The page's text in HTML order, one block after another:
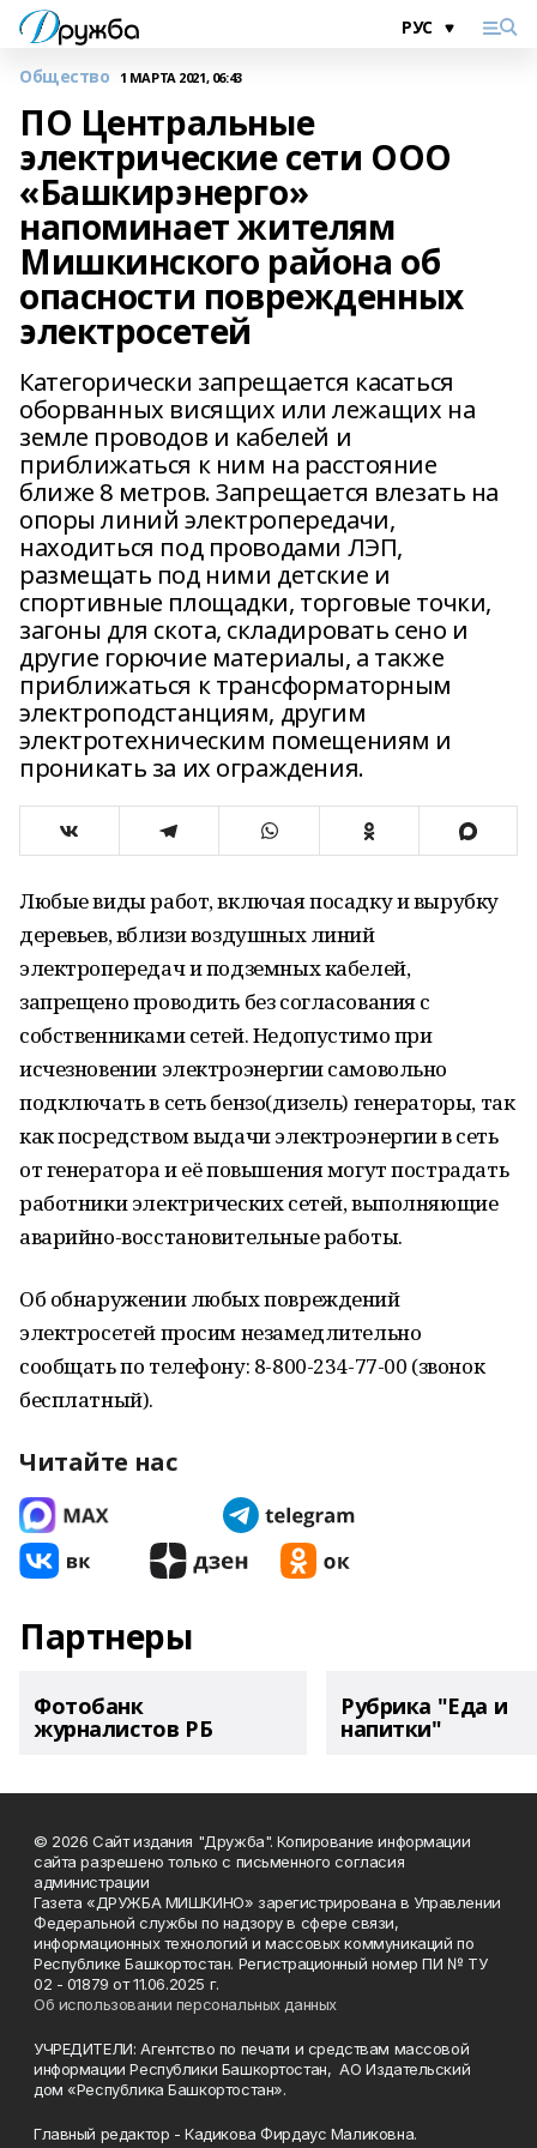
Общество 1 МАРТА 2021, 06:43
ПО Центральные
электрические сети ООО
«Башкирэнерго»
напоминает жителям
Мишкинского района об
опасности поврежденных
электросетей
Категорически запрещается касаться
оборванных висящих или лежащих на
земле проводов и кабелей и
приближаться к ним на расстояние
ближе 8 метров. Запрещается влезать на
опоры линий электропередачи,
находиться под проводами ЛЭП,
размещать под ними детские и
спортивные площадки, торговые точки,
загоны для скота, складировать сено и
другие горючие материалы, а также
приближаться к трансформаторным
электроподстанциям, другим
электротехническим помещениям и
проникать за их ограждения.
Любые виды работ, включая посадку и вырубку
деревьев, вблизи воздушных линий
электропередач и подземных кабелей,
запрещено проводить без согласования с
собственниками сетей. Недопустимо при
исчезновении электроэнергии самовольно
подключать в сеть бензо(дизель) генераторы, так
как посредством выдачи электроэнергии в сеть
от генератора и её повышения могут пострадать
работники электрических сетей, выполняющие
аварийно-восстановительные работы.
Об обнаружении любых повреждений
электросетей просим незамедлительно
сообщать по телефону: 8-800-234-77-00 (звонок
бесплатный).
Читайте нас
Партнеры
Фотобанк
журналистов РБ
Рубрика "Еда и
напитки"
© 2026 Сайт издания "Дружба". Копирование информации
сайта разрешено только с письменного согласия
администрации
Газета «ДРУЖБА МИШКИНО» зарегистрирована в Управлении
Федеральной службы по надзору в сфере связи,
информационных технологий и массовых коммуникаций по
Республике Башкортостан. Регистрационный номер ПИ № ТУ
02 - 01879 от 11.06.2025 г.
Об использовании персональных данных
УЧРЕДИТЕЛИ: Агентство по печати и средствам массовой
информации Республики Башкортостан, АО Издательский
дом «Республика Башкортостан».
Главный редактор - Кадикова Фирдаус Маликовна.